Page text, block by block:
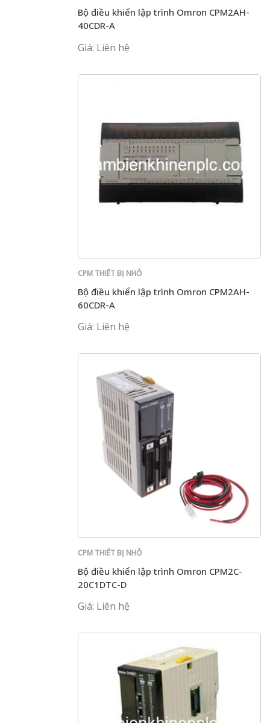
Bộ điều khiển lập trình Omron CPM2AH-
40CDR-A
Giá: Liên hệ
CPM THIẾT BỊ NHỎ
Bộ điều khiển lập trình Omron CPM2AH-
60CDR-A
Giá: Liên hệ
CPM THIẾT BỊ NHỎ
Bộ điều khiển lập trình Omron CPM2C-
20C1DTC-D
Giá: Liên hệ